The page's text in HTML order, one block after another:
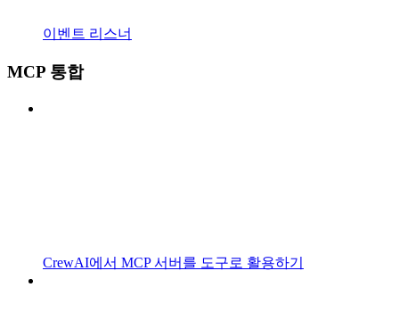
이벤트 리스너
MCP 통합
CrewAI에서 MCP 서버를 도구로 활용하기